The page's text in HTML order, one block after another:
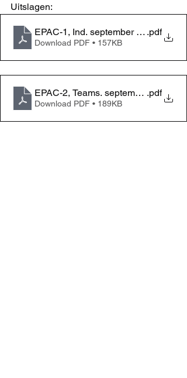
Uitslagen:
EPAC-1, Ind. september 2023
.pdf
Download PDF • 157KB
EPAC-2, Teams. september 2023
.pdf
Download PDF • 189KB